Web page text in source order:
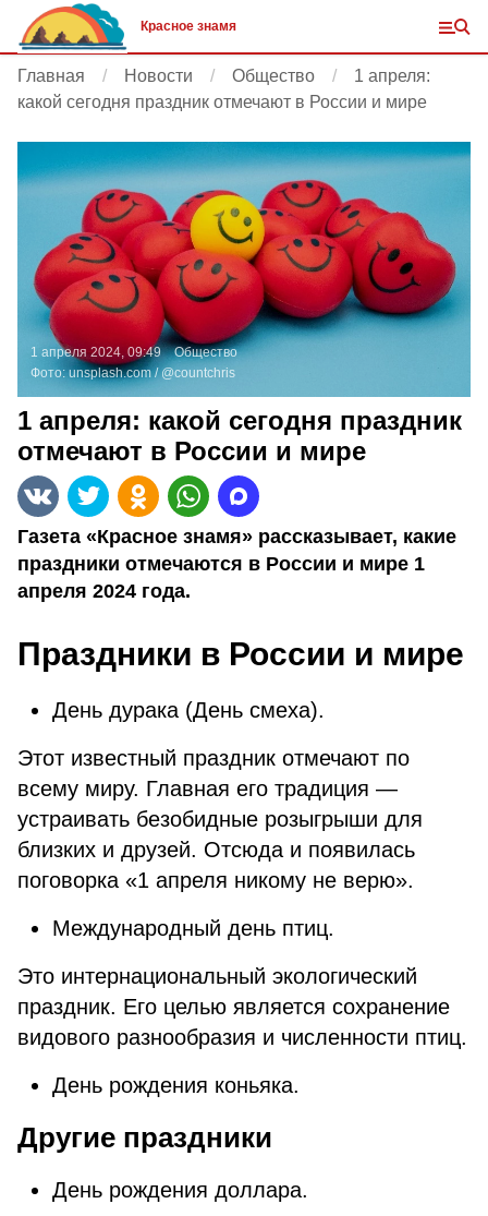
Красное знамя
Главная Новости Общество
1 апреля:
какой сегодня праздник отмечают в России и мире
1 апреля 2024, 09:49
Общество
Фото:unsplash.com/ @countchris
1 апреля: какой сегодня праздник
отмечают в России и мире
Газета «Красное знамя» рассказывает, какие
праздники отмечаются в России и мире 1
апреля 2024 года.
Праздники в России и мире
День дурака (День смеха).
Этот известный праздник отмечают по
всему миру. Главная его традиция —
устраивать безобидные розыгрыши для
близких и друзей. Отсюда и появилась
поговорка «1 апреля никому не верю».
Международный день птиц.
Это интернациональный экологический
праздник. Его целью является сохранение
видового разнообразия и численности птиц.
День рождения коньяка.
Другие праздники
День рождения доллара.